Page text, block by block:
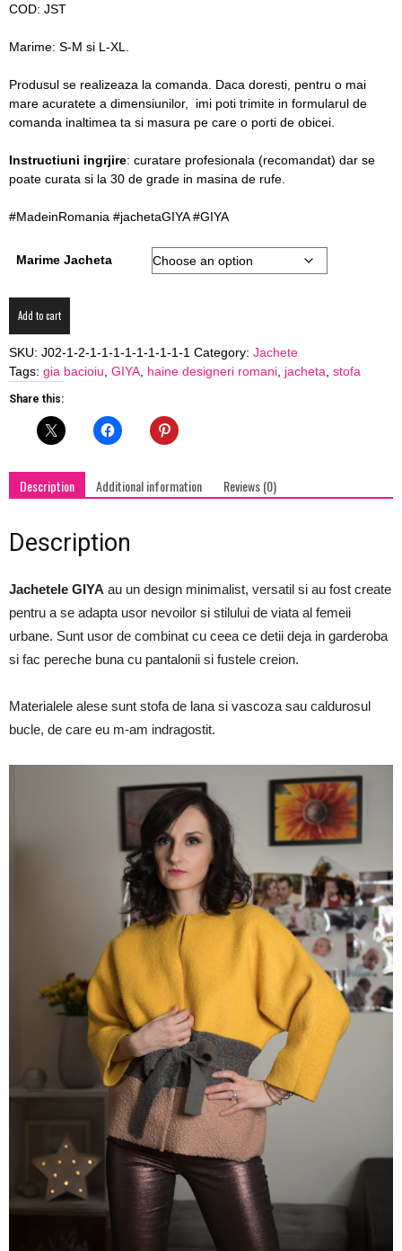
GIA
COD: JST
Marime: S-M si L-XL.
Produsul se realizeaza la comanda. Daca doresti, pentru o mai
mare acuratete a dimensiunilor, imi poti trimite in formularul de
comanda inaltimea ta si masura pe care o porti de obicei.
Instructiuni ingrjire: curatare profesionala (recomandat) dar se
poate curata si la 30 de grade in masina de rufe.
#MadeinRomania #jachetaGIYA #GIYA
Marime Jacheta
GIYA
Add to cart
SKU: J02-1-2-1-1-1-1-1-1-1-1-1 Category: Jachete
Tags: gia bacioiu GIYA haine designeri romani jacheta stofa
Share this:
Description Additional information Reviews (0)
Description
Jachetele GIYA au un design minimalist, versatil si au fost create
pentru a se adapta usor nevoilor si stilului de viata al femeii
urbane. Sunt usor de combinat cu ceea ce detii deja in garderoba
si fac pereche buna cu pantalonii si fustele creion.
Materialele alese sunt stofa de lana si vascoza sau caldurosul
bucle, de care eu m-am indragostit.